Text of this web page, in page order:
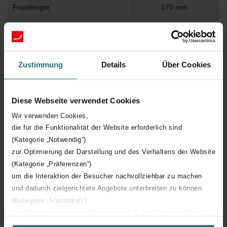
Zustimmung Details Über Cookies
Diese Webseite verwendet Cookies
Wir verwenden Cookies,
die für die Funktionalität der Website erforderlich sind
(Kategorie „Notwendig“)
zur Optimierung der Darstellung und des Verhaltens der Website
(Kategorie „Präferenzen“)
um die Interaktion der Besucher nachvollziehbar zu machen
und dadurch zielgerichtete Angebote unterbreiten zu können
(Kategorie „Statistiken“)
(Kategorie „Marketing“)
Frontlengte 170 mm
Bediening 2 standen handmatige bediening
Nom. kanaaldiameter aansluiting 125 mm
Capaciteit
Met volume-instelling
Kleur
RAL-nummer